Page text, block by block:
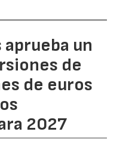
un
de
de euros
2027